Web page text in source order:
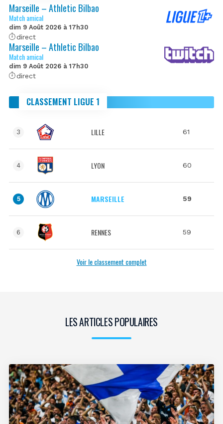
Marseille – Athletic Bilbao
Match amical
dim 9 Août 2026 à 17h30
direct
Marseille – Athletic Bilbao
Match amical
dim 9 Août 2026 à 17h30
direct
CLASSEMENT LIGUE 1
3 LILLE 61
4 LYON 60
5 MARSEILLE 59
6 RENNES 59
Voir le classement complet
LES ARTICLES POPULAIRES